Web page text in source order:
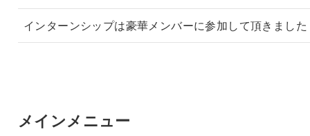
インターンシップは豪華メンバーに参加して頂きました
メインメニュー